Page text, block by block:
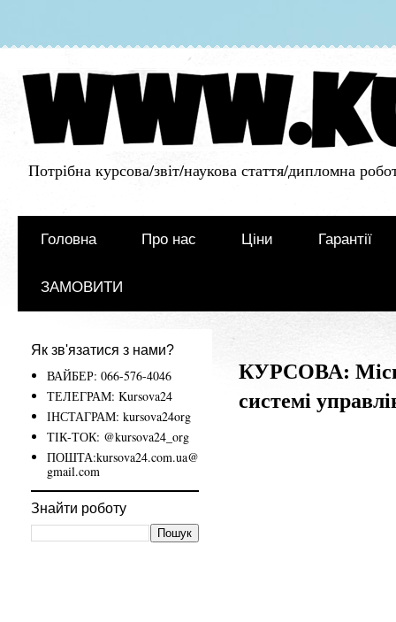
Потрібна курсова/звіт/наукова стаття/дипломна
Головна Про нас Ціни Гарантії
ЗАМОВИТИ
КУРСОВА:
системі
Як зв'язатися з нами?
ВАЙБЕР: 066-576-4046
ТЕЛЕГРАМ: Kursova24
ІНСТАГРАМ: kursova24org
ТІК-ТОК: @kursova24_org
ПОШТА:kursova24.com.ua@
gmail.com
Знайти роботу